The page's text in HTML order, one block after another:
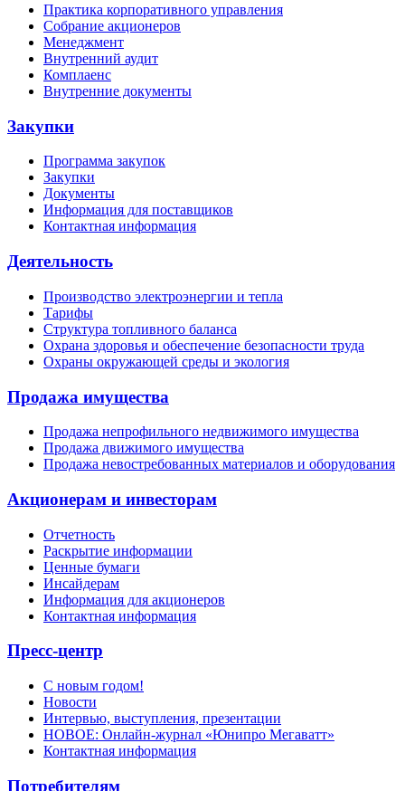
Практика корпоративного управления
Собрание акционеров
Менеджмент
Внутренний аудит
Комплаенс
Внутренние документы
Закупки
Программа закупок
Закупки
Документы
Информация для поставщиков
Контактная информация
Деятельность
Производство электроэнергии и тепла
Тарифы
Структура топливного баланса
Охрана здоровья и обеспечение безопасности труда
Охраны окружающей среды и экология
Продажа имущества
Продажа непрофильного недвижимого имущества
Продажа движимого имущества
Продажа невостребованных материалов и оборудования
Акционерам и инвесторам
Отчетность
Раскрытие информации
Ценные бумаги
Инсайдерам
Информация для акционеров
Контактная информация
Пресс-центр
С новым годом!
Новости
Интервью, выступления, презентации
НОВОЕ: Онлайн-журнал «Юнипро Мегаватт»
Контактная информация
Потребителям